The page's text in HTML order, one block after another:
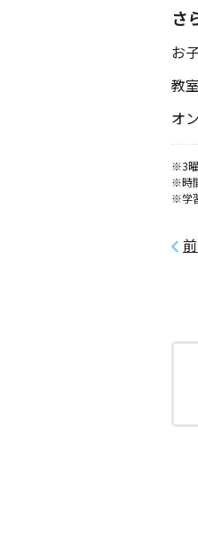
さ
お
教
オ
※3曜
※時
※学